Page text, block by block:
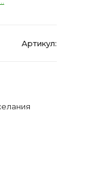
Артикул: